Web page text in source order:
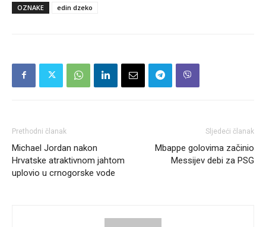
OZNAKE edin dzeko
Prethodni članak
Michael Jordan nakon
Hrvatske atraktivnom jahtom
uplovio u crnogorske vode
Sljedeći članak
Mbappe golovima začinio
Messijev debi za PSG